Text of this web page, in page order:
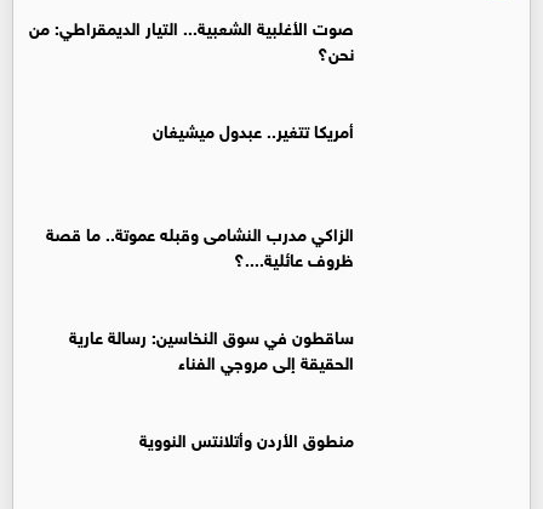
صوت الأغلبية الشعبية... التيار الديمقراطي: من
نحن؟
أمريكا تتغير.. عبدول ميشيغان
الزاكي مدرب النشامى وقبله عموتة.. ما قصة
ظروف عائلية....؟
ساقطون في سوق النخاسين: رسالة عارية
الحقيقة إلى مروجي الفناء
منطوق الأردن وأتلانتس النووية